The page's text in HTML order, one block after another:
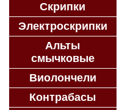
Скрипки
Электроскрипки
Альты
смычковые
Виолончели
Контрабасы